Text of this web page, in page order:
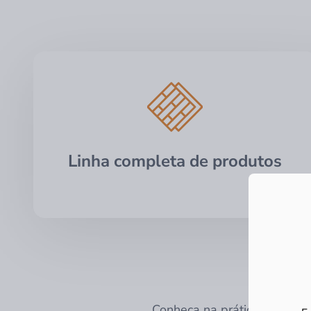
Linha completa de produtos